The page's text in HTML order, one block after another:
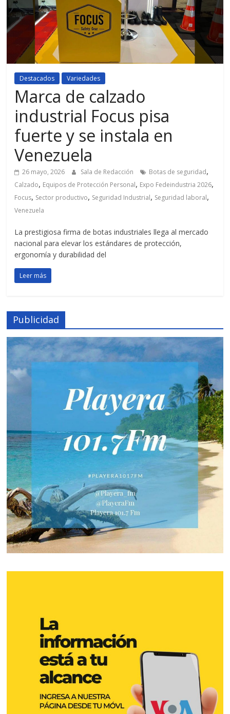
Destacados Variedades
Marca de calzado
industrial Focus pisa
fuerte y se instala en
Venezuela
26 mayo, 2026 Sala de Redacción Botas de seguridad,
Calzado, Equipos de Protección Personal, Expo Fedeindustria 2026,
Focus, Sector productivo, Seguridad Industrial, Seguridad laboral,
Venezuela
La prestigiosa firma de botas industriales llega al mercado
nacional para elevar los estándares de protección,
ergonomía y durabilidad del
Leer más
Publicidad